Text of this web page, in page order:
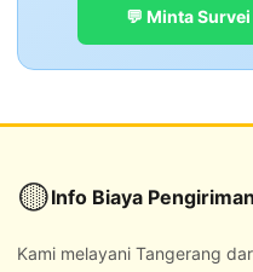
💬 Minta
🟡Info Biaya
Kami melayani Tangerang